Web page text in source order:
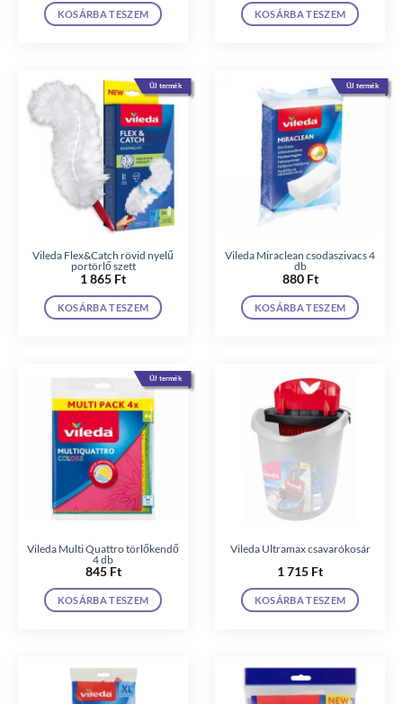
KOSÁRBA TESZEM KOSÁRBA TESZEM
ÚJ termék
Vileda Flex&Catch rövid nyelű
portörlő szett
1 865 Ft
KOSÁRBA TESZEM
ÚJ termék
Vileda Miraclean csodaszivacs 4
db
880 Ft
KOSÁRBA TESZEM
ÚJ termék
Vileda Multi Quattro törlőkendő
4 db
845 Ft
KOSÁRBA TESZEM
Vileda Ultramax csavarókosár
1 715 Ft
KOSÁRBA TESZEM